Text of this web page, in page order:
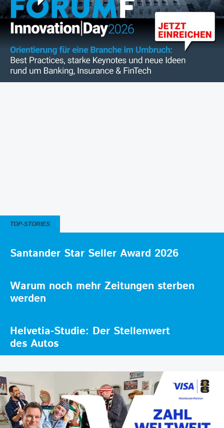
TOP-STORIES
Santander Star Seller Award 2026
Warum noch mehr Zeitungen sterben
werden
Helvetia-Studie: Der Stellenwert
des Autos